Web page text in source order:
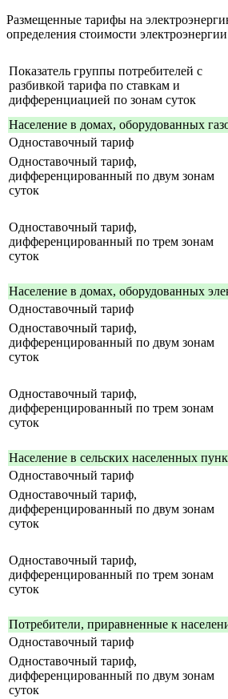
Размещенные тарифы на
определения стоимости
Показатель группы потребителей с
разбивкой тарифа по ставкам и
дифференциацией по зонам суток
Население в домах, оборудованных
Одноставочный тариф
Одноставочный тариф,
дифференцированный по двум зонам
суток
Одноставочный тариф,
дифференцированный по трем зонам
суток
Население в домах, оборудованных
Одноставочный тариф
Одноставочный тариф,
дифференцированный по двум зонам
суток
Одноставочный тариф,
дифференцированный по трем зонам
суток
Население в сельских населенных
Одноставочный тариф
Одноставочный тариф,
дифференцированный по двум зонам
суток
Одноставочный тариф,
дифференцированный по трем зонам
суток
Потребители, приравненные к
Одноставочный тариф
Одноставочный тариф,
дифференцированный по двум зонам
суток